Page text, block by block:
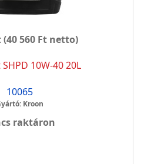
(40 560 Ft netto)
10W-40 20L
10065
Kroon
raktáron